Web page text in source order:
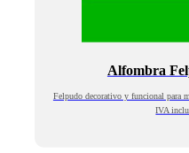
Alfombra
Felpudo decorativo y funcional para
IVA